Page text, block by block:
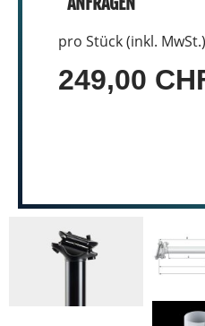
pro Stück (inkl. MwSt.)
249,00